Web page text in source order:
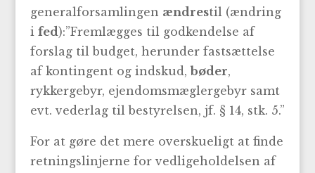
generalforsamlingen ændrestil (ændring
i fed):”Fremlægges til godkendelse af
forslag til budget, herunder fastsættelse
af kontingent og indskud,bøder,
rykkergebyr, ejendomsmæglergebyr samt
evt. vederlag til bestyrelsen, jf. § 14, stk. 5.”
For at gøre det mere overskueligt at finde
retningslinjerne for vedligeholdelsen af